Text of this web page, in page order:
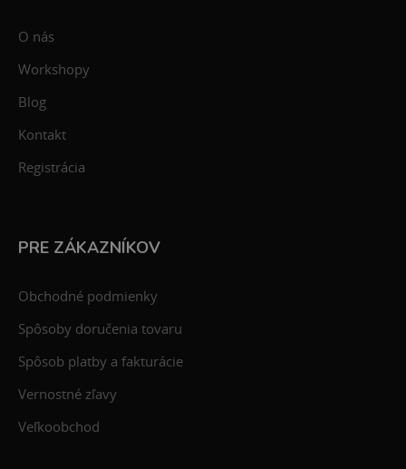
O nás
Workshopy
Blog
Kontakt
Registrácia
PRE ZÁKAZNÍKOV
Obchodné podmienky
Spôsoby doručenia tovaru
Spôsob platby a fakturácie
Vernostné zľavy
Veľkoobchod